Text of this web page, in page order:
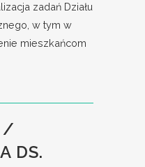
zadań Działu
w tym w
mieszkańcom
/
DS.